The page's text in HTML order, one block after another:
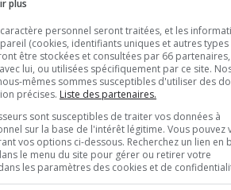
plus
personnel seront traitées, et les
(cookies, identifiants uniques et autres types
être stockées et consultées par 66
lui, ou utilisées spécifiquement par ce site.
mêmes sommes susceptibles d'utiliser des
précises. Liste des partenaires.
sont susceptibles de traiter vos données à
sur la base de l'intérêt légitime. Vous pouvez
vos options ci-dessous. Recherchez un lien en
le menu du site pour gérer ou retirer votre
les paramètres des cookies et de